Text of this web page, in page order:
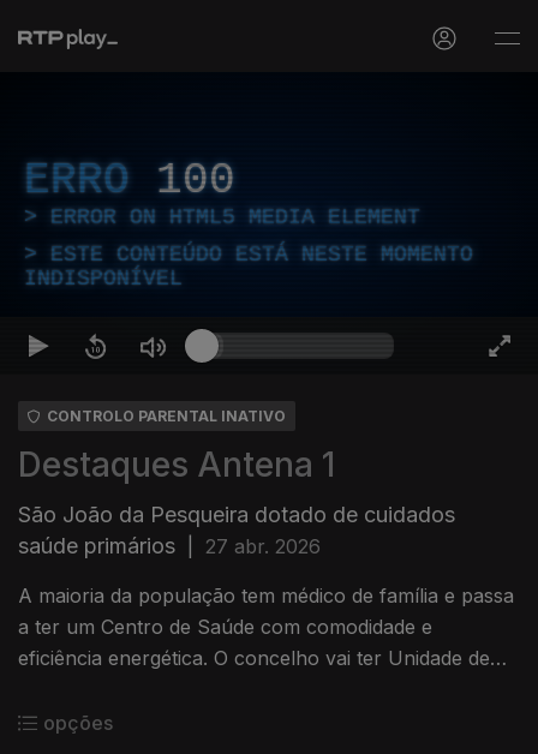
ERRO 100
ERROR ON HTML5 MEDIA ELEMENT
ESTE CONTEÚDO ESTÁ NESTE MOMENTO
INDISPONÍVEL
CONTROLO PARENTAL INATIVO
Destaques Antena 1
São João da Pesqueira dotado de cuidados
saúde primários
27 abr. 2026
A maioria da população tem médico de família e passa
a ter um Centro de Saúde com comodidade e
eficiência energética. O concelho vai ter Unidade de
para os utentes. Por Paula Véran
opções